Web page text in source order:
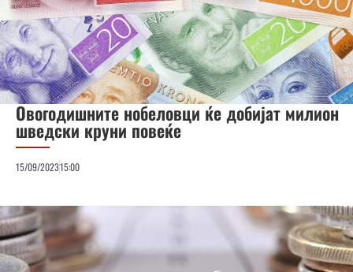
Овогодишните нобеловци ќе добијат милион
шведски круни повеќе
15/09/202315:00